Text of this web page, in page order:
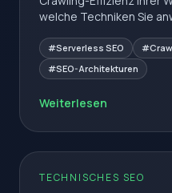
welche Techniken Sie
#Serverless SEO
#SEO-Architekturen
Weiterlesen
TECHNISCHES SEO